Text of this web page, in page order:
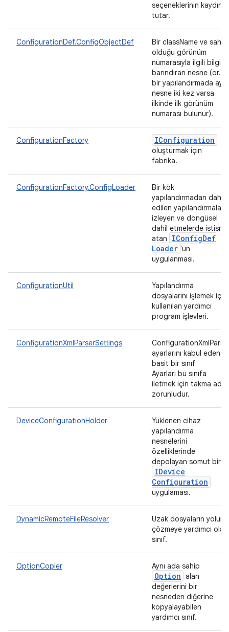
seçeneklerinin kaydını
tutar.
ConfigurationDef.ConfigObjectDef
Bir className ve sahip
olduğu görünüm
numarasıyla ilgili
barındıran nesne (ör.
bir yapılandırmada aynı
nesne iki kez varsa
ilkinde ilk görünüm
numarası bulunur).
ConfigurationFactory IConfiguration
oluşturmak için
fabrika.
ConfigurationFactory.ConfigLoader
Bir kök
yapılandırmadan dahil
edilen yapılandırmaları
izleyen ve döngüsel
dahil etmelerde istisna
atan
IConfigDef
Loader 'ün
uygulanması.
ConfigurationUtil
Yapılandırma
dosyalarını işlemek için
kullanılan yardımcı
program işlevleri.
ConfigurationXmlParserSettings
ayarlarını kabul eden
basit bir sınıf
Ayarları bu sınıfa
iletmek için takma ad
zorunludur.
DeviceConfigurationHolder
Yüklenen cihaz
yapılandırma
nesnelerini
özelliklerinde
depolayan somut bir
IDevice
Configuration
uygulaması.
DynamicRemoteFileResolver
Uzak dosyaların yolunu
çözmeye yardımcı olan
sınıf.
OptionCopier Aynı ada sahip
Option alan
değerlerini bir
nesneden diğerine
kopyalayabilen
yardımcı sınıf.